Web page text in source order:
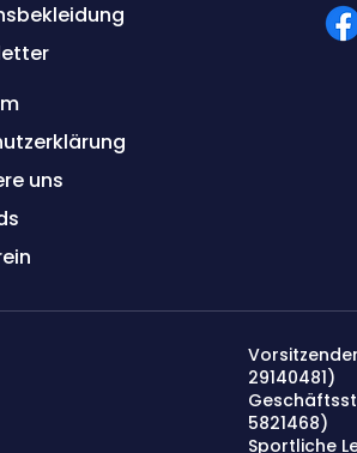
uns
29140481)
5821468)
Sportliche